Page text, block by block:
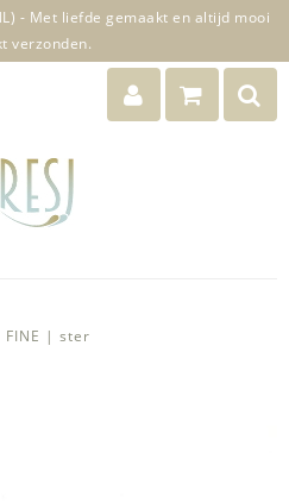
- Met liefde gemaakt en altijd mooi
verzonden.
| ster